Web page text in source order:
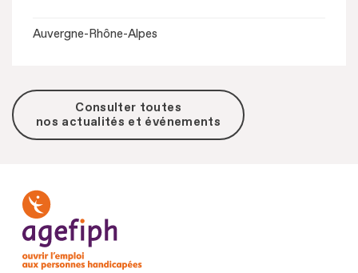
Auvergne-Rhône-Alpes
Consulter toutes
nos actualités et événements